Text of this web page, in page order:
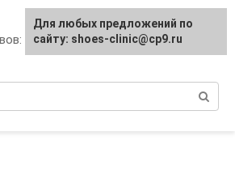
профилактика и
Для любых предложений по
сайту: shoes-clinic@cp9.ru